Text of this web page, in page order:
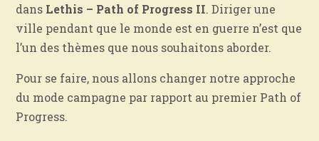
dans Lethis – Path of Progress II. Diriger une
ville pendant que le monde est en guerre n’est que
l’un des thèmes que nous souhaitons aborder.
Pour se faire, nous allons changer notre approche
du mode campagne par rapport au premier Path of
Progress.